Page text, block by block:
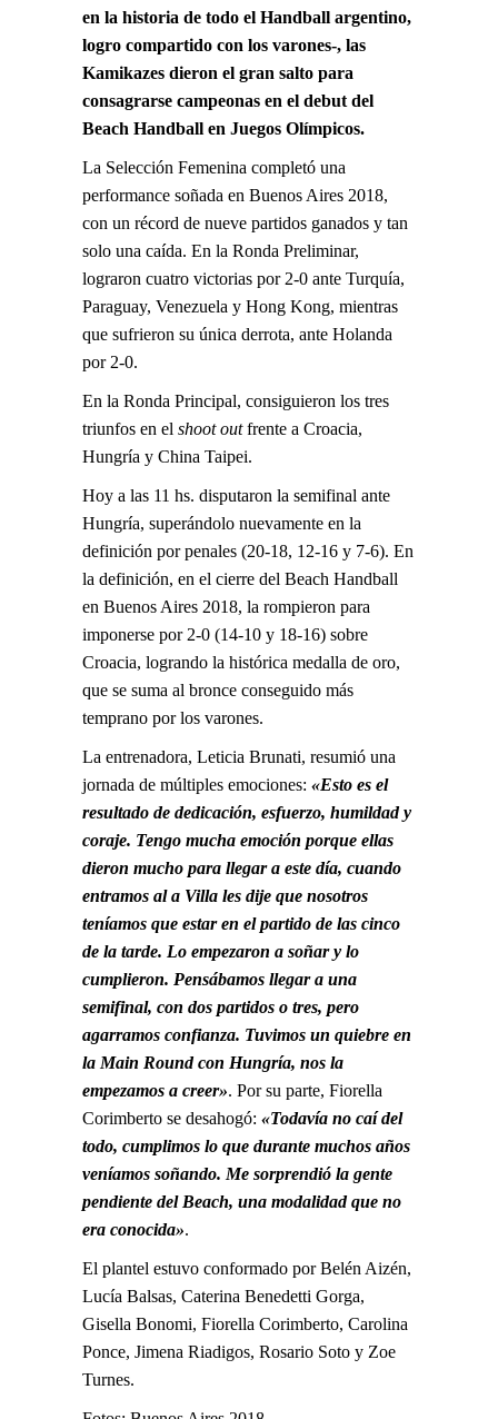
en la historia de todo el Handball argentino,
logro compartido con los varones-, las
Kamikazes dieron el gran salto para
consagrarse campeonas en el debut del
Beach Handball en Juegos Olímpicos.
La Selección Femenina completó una
performance soñada en Buenos Aires 2018,
con un récord de nueve partidos ganados y tan
solo una caída. En la Ronda Preliminar,
lograron cuatro victorias por 2-0 ante Turquía,
Paraguay, Venezuela y Hong Kong, mientras
que sufrieron su única derrota, ante Holanda
por 2-0.
En la Ronda Principal, consiguieron los tres
triunfos en el shoot outfrente a Croacia,
Hungría y China Taipei.
Hoy a las 11 hs. disputaron la semifinal ante
Hungría, superándolo nuevamente en la
definición por penales (20-18, 12-16 y 7-6). En
la definición, en el cierre del Beach Handball
en Buenos Aires 2018, la rompieron para
imponerse por 2-0 (14-10 y 18-16) sobre
Croacia, logrando la histórica medalla de oro,
que se suma al bronce conseguido más
temprano por los varones.
La entrenadora, Leticia Brunati, resumió una
jornada de múltiples emociones: «Esto es el
resultado de dedicación, esfuerzo, humildad y
coraje. Tengo mucha emoción porque ellas
dieron mucho para llegar a este día, cuando
entramos al a Villa les dije que nosotros
teníamos que estar en el partido de las cinco
de la tarde. Lo empezaron a soñar y lo
cumplieron. Pensábamos llegar a una
semifinal, con dos partidos o tres, pero
agarramos confianza. Tuvimos un quiebre en
la Main Round con Hungría, nos la
empezamos a creer». Por su parte, Fiorella
Corimberto se desahogó: «Todavía no caí del
todo, cumplimos lo que durante muchos años
veníamos soñando. Me sorprendió la gente
pendiente del Beach, una modalidad que no
era conocida».
El plantel estuvo conformado por Belén Aizén,
Lucía Balsas, Caterina Benedetti Gorga,
Gisella Bonomi, Fiorella Corimberto, Carolina
Ponce, Jimena Riadigos, Rosario Soto y Zoe
Turnes.